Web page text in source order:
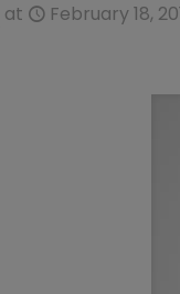
at February 18,